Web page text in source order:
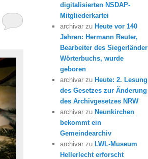
digitalisierten NSDAP-
Mitgliederkartei
archivar zuHeute vor 140
Jahren: Hermann Reuter,
Bearbeiter des Siegerländer
Wörterbuchs, wurde
geboren
archivar zuHeute: 2. Lesung
des Gesetzes zur Änderung
des Archivgesetzes NRW
archivar zuNeunkirchen
bekommt ein
Gemeindearchiv
archivar zuLWL-Museum
Hellerlecht erforscht